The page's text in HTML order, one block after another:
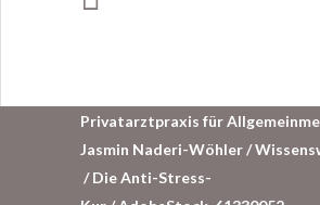
Privatarztpraxis für
Jasmin Naderi-Wöhler/
/Die Anti-Stress-